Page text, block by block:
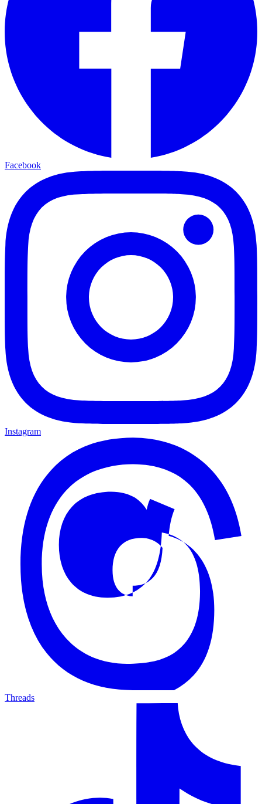
Facebook
Instagram
Threads